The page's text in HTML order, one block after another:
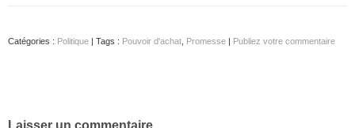
Catégories : Politique | Tags : Pouvoir d'achat Promesse Publiez votre commentaire